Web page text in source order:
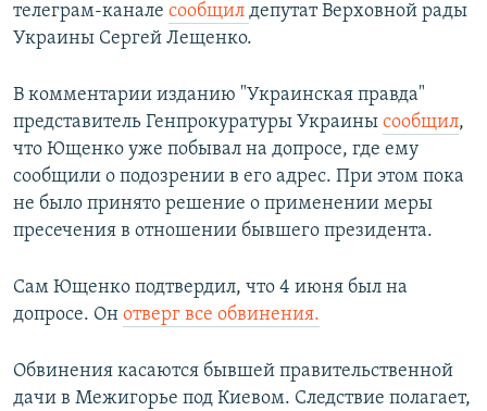
телеграм-канале сообщил депутат Верховной рады
Украины Сергей Лещенко.
В комментарии изданию "Украинская правда"
представитель Генпрокуратуры Украины сообщил,
что Ющенко уже побывал на допросе, где ему
сообщили о подозрении в его адрес. При этом пока
не было принято решение о применении меры
пресечения в отношении бывшего президента.
Сам Ющенко подтвердил, что 4 июня был на
допросе. Он отверг все обвинения.
Обвинения касаются бывшей правительственной
дачи в Межигорье под Киевом. Следствие полагает,